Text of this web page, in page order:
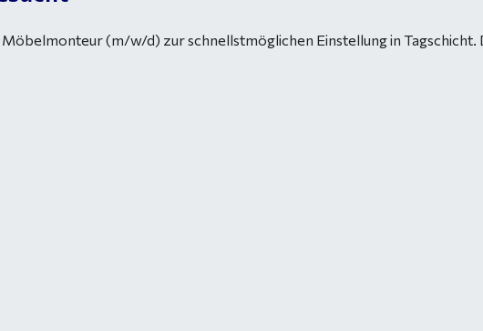
(m/w/d) zur schnellstmöglichen Einstellung in